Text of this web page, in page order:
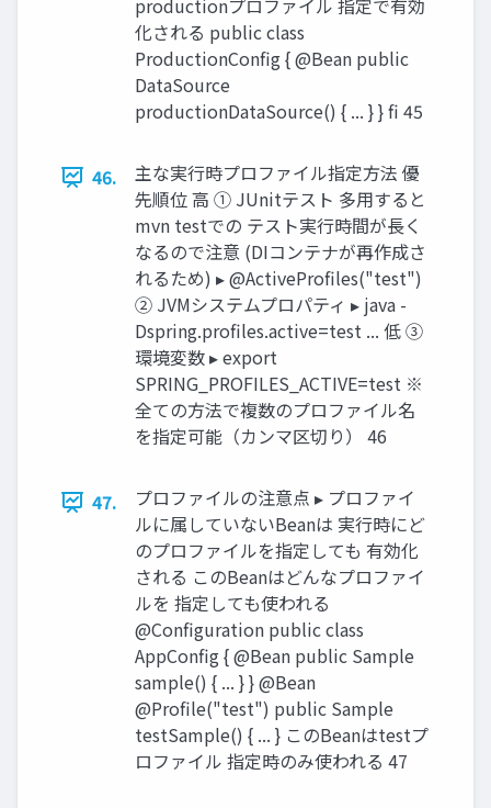
productionプロファイル 指定で有効
化される public class
ProductionConfig { @Bean public
DataSource
productionDataSource() { ... } } fi 45
46.
主な実行時プロファイル指定方法 優
先順位 高 ① JUnitテスト 多用すると
mvn testでの テスト実行時間が長く
なるので注意 (DIコンテナが再作成さ
れるため) ▸ @ActiveProfiles("test")
② JVMシステムプロパティ ▸ java -
Dspring.profiles.active=test ... 低 ③
環境変数 ▸ export
SPRING_PROFILES_ACTIVE=test ※
全ての方法で複数のプロファイル名
を指定可能（カンマ区切り） 46
47.
プロファイルの注意点 ▸ プロファイ
ルに属していないBeanは 実行時にど
のプロファイルを指定しても 有効化
される このBeanはどんなプロファイ
ルを 指定しても使われる
@Configuration public class
AppConfig { @Bean public Sample
sample() { ... } } @Bean
@Profile("test") public Sample
testSample() { ... } このBeanはtestプ
ロファイル 指定時のみ使われる 47